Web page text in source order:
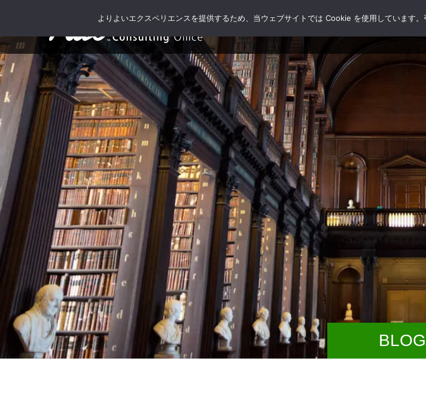
BLOG
よりよいエクスペリエンスを提供するため、当ウェブサイトでは Cookie を使用しています